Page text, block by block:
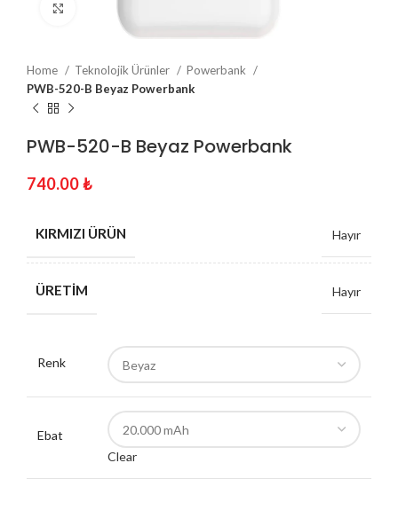
Home Teknolojik Ürünler
Powerbank
PWB-520-B Beyaz Powerbank
PWB-520-B Beyaz Powerbank
740.00₺
KIRMIZI ÜRÜN Hayır
ÜRETIM Hayır
Renk
Ebat
Clear